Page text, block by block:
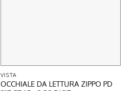
VISTA
OCCHIALE DA LETTURA ZIPPO PD